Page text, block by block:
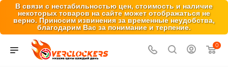
В связи с нестабильностью цен, стоимость и наличие
некоторых товаров на сайте может отображаться не
верно. Приносим извинения за временные неудобства,
благодарим Вас за понимание и терпение.
0